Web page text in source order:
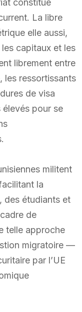
La libre
elle aussi,
capitaux et les
librement entre
les ressortissants
de visa
pour se
militent
la
des étudiants et
de
telle approche
migratoire —
par l’UE